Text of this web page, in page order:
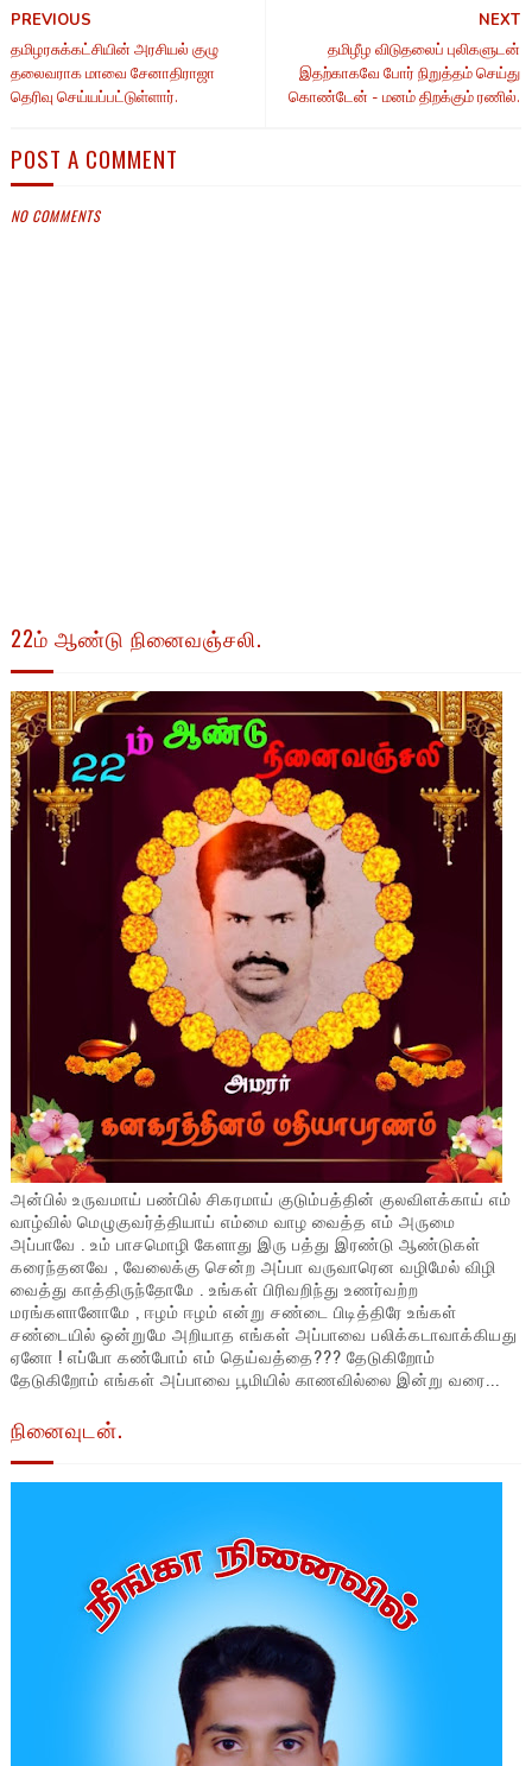
NEXT
தமிழீழ விடுதலைப் புலிகளுடன்
இதற்காகவே போர் நிறுத்தம் செய்து
கொண்டேன் - மனம் திறக்கும் ரணில்.
PREVIOUS
தமிழரசுக்கட்சியின் அரசியல் குழு
தலைவராக மாவை சேனாதிராஜா
தெரிவு செய்யப்பட்டுள்ளார்.
POST A COMMENT
NO COMMENTS
22ம் ஆண்டு நினைவஞ்சலி.
அன்பில் உருவமாய் பண்பில் சிகரமாய் குடும்பத்தின் குலவிளக்காய் எம்
வாழ்வில் மெழுகுவர்த்தியாய் எம்மை வாழ வைத்த எம் அருமை
அப்பாவே . உம் பாசமொழி கேளாது இரு பத்து இரண்டு ஆண்டுகள்
கரைந்தனவே , வேலைக்கு சென்ற அப்பா வருவாரென வழிமேல் விழி
வைத்து காத்திருந்தோமே . உங்கள் பிரிவறிந்து உணர்வற்ற
மரங்களானோமே , ஈழம் ஈழம் என்று சண்டை பிடித்திரே உங்கள்
சண்டையில் ஒன்றுமே அறியாத எங்கள் அப்பாவை பலிக்கடாவாக்கியது
ஏனோ ! எப்போ கண்போம் எம் தெய்வத்தை??? தேடுகிறோம்
தேடுகிறோம் எங்கள் அப்பாவை பூமியில் காணவில்லை இன்று வரை...
நினைவுடன்.